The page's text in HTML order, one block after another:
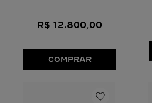
R$ 12.800,00
COMPRAR